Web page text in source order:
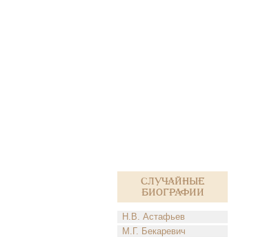
Случайные
биографии
Н.В. Астафьев
М.Г. Бекаревич